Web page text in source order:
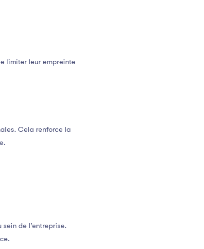
limiter leur empreinte
Cela renforce la
de l’entreprise.